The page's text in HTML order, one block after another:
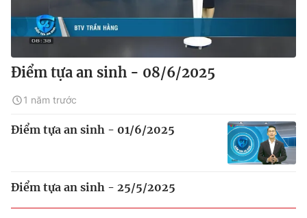
Điểm tựa an sinh - 08/6/2025
1 năm trước
Điểm tựa an sinh - 01/6/2025
Điểm tựa an sinh - 25/5/2025